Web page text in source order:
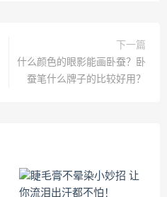
下一篇
什么颜色的眼影能画卧蚕？卧
蚕笔什么牌子的比较好用？